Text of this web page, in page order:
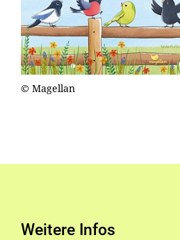
© Magellan
Weitere Infos